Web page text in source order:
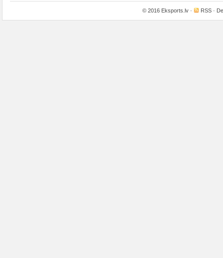
© 2016 Eksports.lv · RSS ·